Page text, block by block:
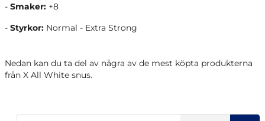
- Smaker: +8
- Styrkor: Normal - Extra Strong
Nedan kan du ta del av några av de mest köpta produkterna
från X All White snus.